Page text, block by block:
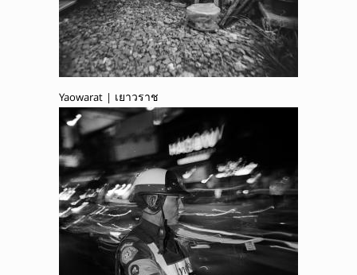
Yaowarat | เยาวราช